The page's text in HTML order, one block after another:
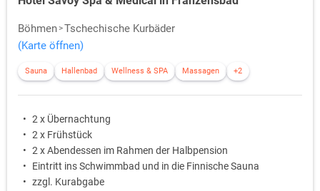
Böhmen Tschechische Kurbäder
(Karte öffnen)
Sauna Hallenbad Wellness & SPA Massagen +2
2 x Übernachtung
2 x Frühstück
2 x Abendessen im Rahmen der Halbpension
Eintritt ins Schwimmbad und in die Finnische Sauna
zzgl. Kurabgabe